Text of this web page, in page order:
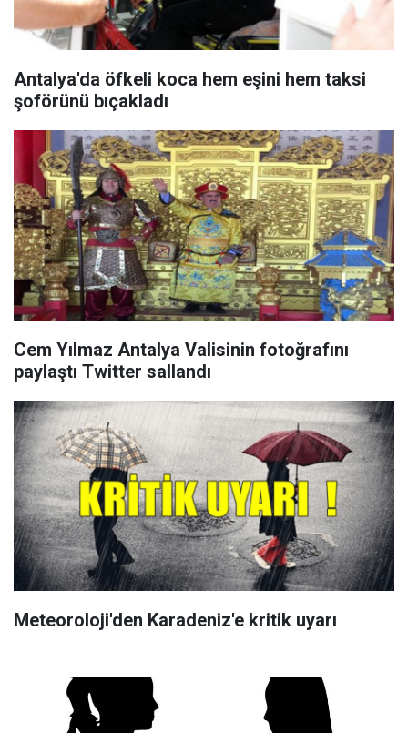
Antalya'da öfkeli koca hem eşini hem taksi
şoförünü bıçakladı
Cem Yılmaz Antalya Valisinin fotoğrafını
paylaştı Twitter sallandı
Meteoroloji'den Karadeniz'e kritik uyarı